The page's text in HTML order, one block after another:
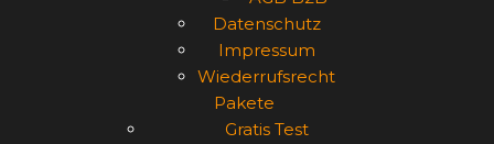
Datenschutz
Impressum
Wiederrufsrecht
Pakete
Gratis Test